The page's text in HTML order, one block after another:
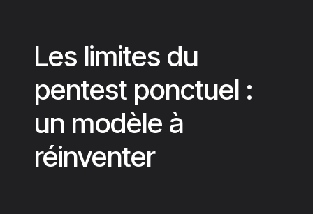
Les limites du
pentest ponctuel :
un modèle à
réinventer